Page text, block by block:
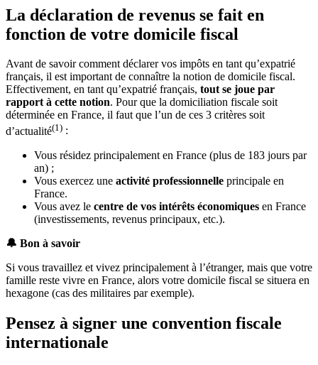
La déclaration de revenus se fait en
fonction de votre domicile fiscal
Avant de savoir comment déclarer vos impôts en tant qu’expatrié
français, il est important de connaître la notion de domicile fiscal.
Effectivement, en tant qu’expatrié français, tout se joue par
rapport à cette notion. Pour que la domiciliation fiscale soit
déterminée en France, il faut que l’un de ces 3 critères soit
d’actualité(1) :
Vous résidez principalement en France (plus de 183 jours par
an) ;
Vous exercez une activité professionnelle principale en
France.
Vous avez le centre de vos intérêts économiques en France
(investissements, revenus principaux, etc.).
🔔 ​Bon à savoir
Si vous travaillez et vivez principalement à l’étranger, mais que votre
famille reste vivre en France, alors votre domicile fiscal se situera en
hexagone (cas des militaires par exemple).
Pensez à signer une convention fiscale
internationale